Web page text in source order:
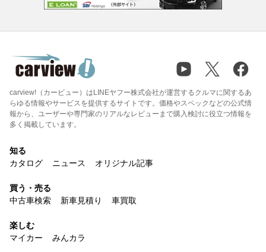
carview!（カービュー）はLINEヤフー株式会社が運営するクルマに関するあ
らゆる情報やサービスを提供するサイトです。価格やスペックなどの公式情
報から、ユーザーや専門家のリアルなレビューまで購入検討に役立つ情報を
多く掲載しています。
知る
カタログ
ニュース オリジナル記事
買う・売る
中古車検索
新車見積り 車買取
楽しむ
マイカー
みんカラ